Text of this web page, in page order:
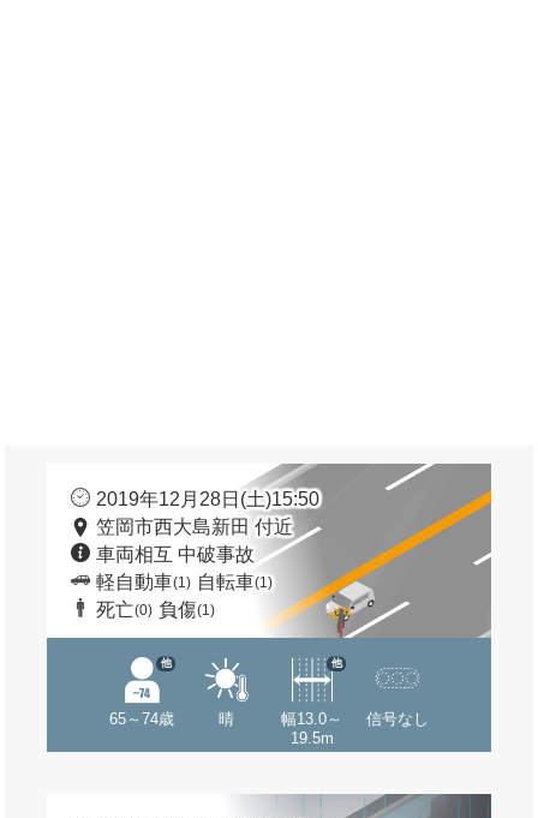
2019年12月28日(土)15:50
笠岡市西大島新田 付近
車両相互 中破事故
軽自動車(1) 自転車(1)
死亡(0) 負傷(1)
65～74歳
他
晴
幅13.0～
19.5m
他
信号なし